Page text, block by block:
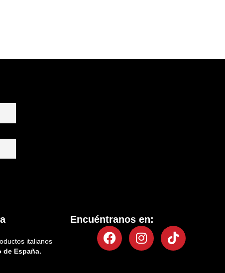
italianos
España.
Encuéntranos en:
FacebookInstagram
Tiktok